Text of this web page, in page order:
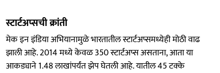
स्टार्टअप्सची क्रांती
मेक इन इंडिया अभियानामुळे भारतातील स्टार्टअप्समध्येही मोठी वाढ
झाली आहे. 2014 मध्ये केवळ 350 स्टार्टअप्स असताना, आता या
आकड्याने 1.48 लाखांपर्यंत झेप घेतली आहे. यातील 45 टक्के